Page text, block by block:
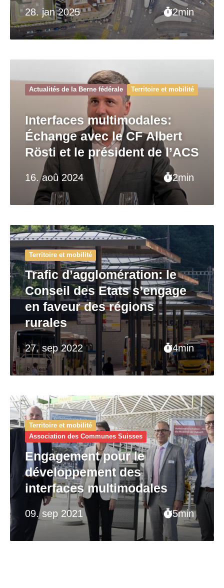
28. jan 2025 2min
16. aoû 2024 2min
Actualités de la Berne fédérale Territoire et mobilité
Interfaces multimodales:
Échange avec le CF Albert
Rösti et le président de l’ACS
27. sep 2022 4min
Territoire et mobilité
Trafic d’agglomération: le
Conseil des Etats s’engage
en faveur des régions
rurales
09. sep 2021 5min
Territoire et mobilité
Association des Communes Suisses
Engagement pour le
développement des
interfaces multimodales